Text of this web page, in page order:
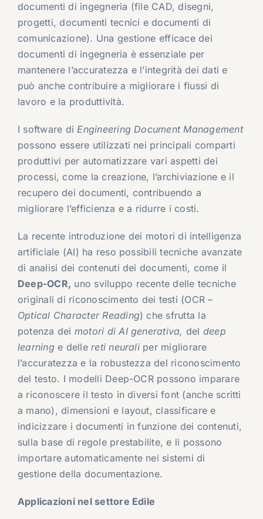
documenti di ingegneria (file CAD, disegni,
progetti, documenti tecnici e documenti di
comunicazione). Una gestione efficace dei
documenti di ingegneria è essenziale per
mantenere l’accuratezza e l’integrità dei dati e
può anche contribuire a migliorare i flussi di
lavoro e la produttività.
I software diEngineering Document Management
possono essere utilizzati nei principali comparti
produttivi per automatizzare vari aspetti dei
processi, come la creazione, l’archiviazione e il
recupero dei documenti, contribuendo a
migliorare l’efficienza e a ridurre i costi.
La recente introduzione dei motori di intelligenza
artificiale (AI) ha reso possibili tecniche avanzate
di analisi dei contenuti dei documenti, come il
Deep-OCR, uno sviluppo recente delle tecniche
originali di riconoscimento dei testi (OCR –
Optical Character Reading) che sfrutta la
potenza dei motori di AI generativa, del deep
learninge dellereti neuraliper migliorare
l’accuratezza e la robustezza del riconoscimento
del testo. I modelli Deep-OCR possono imparare
a riconoscere il testo in diversi font (anche scritti
a mano), dimensioni e layout, classificare e
indicizzare i documenti in funzione dei contenuti,
sulla base di regole prestabilite, e li possono
importare automaticamente nei sistemi di
gestione della documentazione.
Applicazioni nel settore Edile